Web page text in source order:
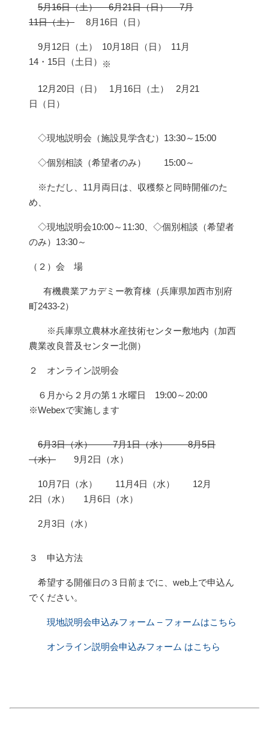
5月16日（土） 6月21日（日） 7月
11日（土） 8月16日（日）
9月12日（土） 10月18日（日） 11月
14・15日（土日）
※
12月20日（日） 1月16日（土） 2月21
日（日）
◇現地説明会（施設見学含む）13:30～15:00
◇個別相談（希望者のみ） 15:00～
※ただし、11月両日は、収穫祭と同時開催のた
め、
◇現地説明会10:00～11:30、◇個別相談（希望者
のみ）13:30～
（２）会 場
有機農業アカデミー教育棟（兵庫県加西市別府
町2433-2）
※兵庫県立農林水産技術センター敷地内（加西
農業改良普及センター北側）
２ オンライン説明会
６月から２月の第１水曜日 19:00～20:00
※Webexで実施します
6月3日（水） 7月1日（水） 8月5日
（水） 9月2日（水）
10月7日（水） 11月4日（水） 12月
2日（水） 1月6日（水）
2月3日（水）
３ 申込方法
希望する開催日の３日前までに、web上で申込ん
でください。
現地説明会申込みフォーム – フォーム​はこちら
オンライン説明会申込みフォーム はこちら